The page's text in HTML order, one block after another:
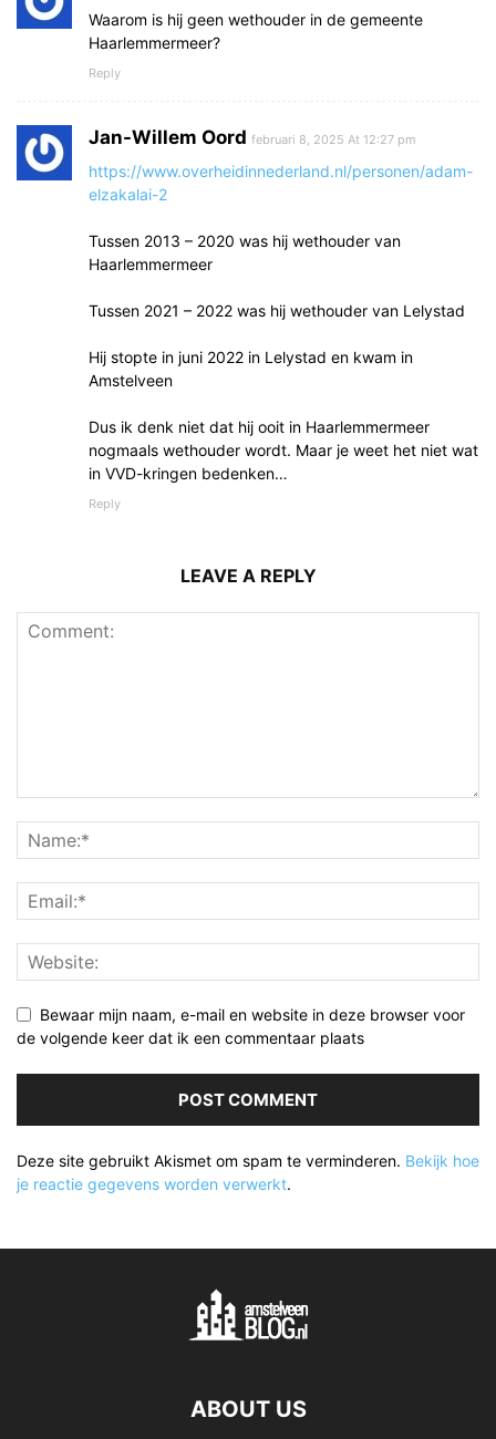
Waarom is hij geen wethouder in de gemeente
Haarlemmermeer?
Reply
Jan-Willem Oord februari 8, 2025 At 12:27 pm
https://www.overheidinnederland.nl/personen/adam-
elzakalai-2
Tussen 2013 – 2020 was hij wethouder van
Haarlemmermeer
Tussen 2021 – 2022 was hij wethouder van Lelystad
Hij stopte in juni 2022 in Lelystad en kwam in
Amstelveen
Dus ik denk niet dat hij ooit in Haarlemmermeer
nogmaals wethouder wordt. Maar je weet het niet wat
in VVD-kringen bedenken…
Reply
LEAVE A REPLY
Bewaar mijn naam, e-mail en website in deze browser voor
de volgende keer dat ik een commentaar plaats
Deze site gebruikt Akismet om spam te verminderen. Bekijk hoe
je reactie gegevens worden verwerkt.
ABOUT US